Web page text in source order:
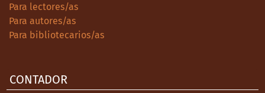
Para lectores/as
Para autores/as
Para bibliotecarios/as
CONTADOR